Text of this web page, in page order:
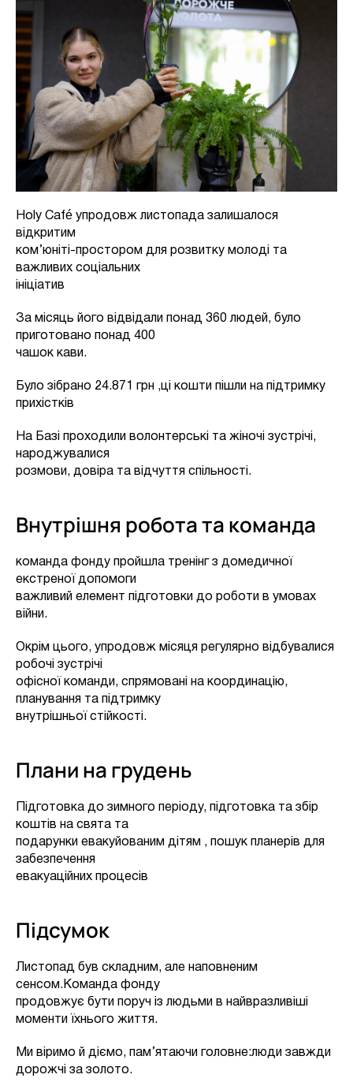
Holy Café упродовж листопада залишалося
відкритим
ком’юніті-простором для розвитку молоді та
важливих соціальних
ініціатив
За місяць його відвідали понад 360 людей, було
приготовано понад 400
чашок кави.
Було зібрано 24.871 грн ,ці кошти пішли на підтримку
прихістків
На Базі проходили волонтерські та жіночі зустрічі,
народжувалися
розмови, довіра та відчуття спільності.
Внутрішня робота та команда
команда фонду пройшла тренінг з домедичної
екстреної допомоги
важливий елемент підготовки до роботи в умовах
війни.
Окрім цього, упродовж місяця регулярно відбувалися
робочі зустрічі
офісної команди, спрямовані на координацію,
планування та підтримку
внутрішньої стійкості.
Плани на грудень
Підготовка до зимного періоду, підготовка та збір
коштів на свята та
подарунки евакуйованим дітям , пошук планерів для
забезпечення
евакуаційних процесів
Підсумок
Листопад був складним, але наповненим
сенсом.Команда фонду
продовжує бути поруч із людьми в найвразливіші
моменти їхнього життя.
Ми віримо й діємо, пам’ятаючи головне:люди завжди
дорожчі за золото.